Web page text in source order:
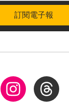
訂閱電子報
InstagramThreads